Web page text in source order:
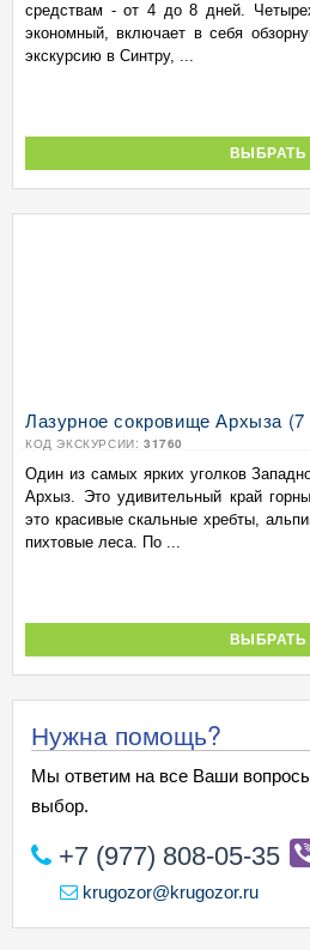
средствам - от 4 до 8 дней.
экономный, включает в себя
экскурсию в Синтру, ...
ВЫБРАТЬ
Лазурное сокровище Архыза
КОД ЭКСКУРСИИ: 31760
Один из самых ярких уголков
Архыз. Это удивительный край
это красивые скальные хребты,
пихтовые леса. По ...
ВЫБРАТЬ
Нужна помощь?
Мы ответим на все Ваши
выбор.
+7 (977) 808-05-35
krugozor@krugozor.ru